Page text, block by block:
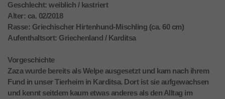
Geschlecht: weiblich / kastriert
Alter: ca. 02/2018
Rasse: Griechischer Hirtenhund-Mischling (ca. 60 cm)
Aufenthaltsort: Griechenland / Karditsa
Vorgeschichte
Zaza wurde bereits als Welpe ausgesetzt und kam nach ihrem
Fund in unser Tierheim in Karditsa. Dort ist sie aufgewachsen
und kennt seitdem kaum etwas anderes als den Alltag im